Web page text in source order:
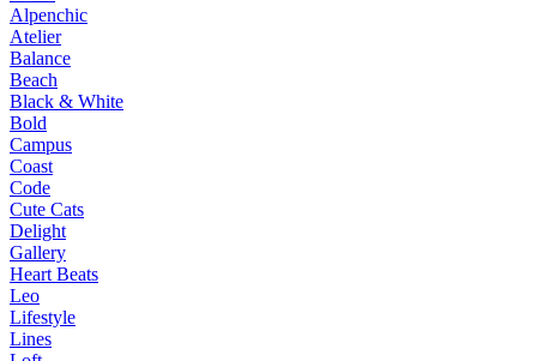
Alpenchic
Atelier
Balance
Beach
Black & White
Bold
Campus
Coast
Code
Cute Cats
Delight
Gallery
Heart Beats
Leo
Lifestyle
Lines